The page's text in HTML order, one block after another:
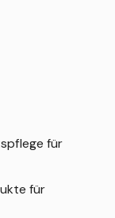
für
für